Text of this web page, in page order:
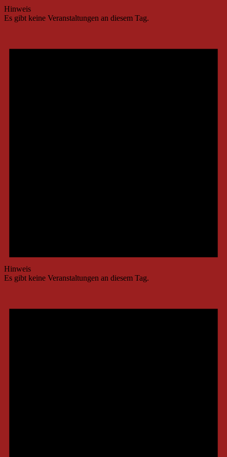
Hinweis
Es gibt keine Veranstaltungen an diesem Tag.
Hinweis
Es gibt keine Veranstaltungen an diesem Tag.